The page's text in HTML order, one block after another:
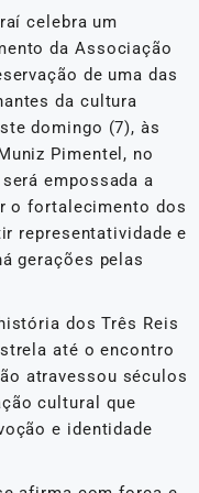
celebra um
da Associação
de uma das
da cultura
domingo (7), às
Pimentel, no
empossada a
o fortalecimento dos
representatividade e
gerações pelas
dos Três Reis
até o encontro
atravessou séculos
cultural que
e identidade